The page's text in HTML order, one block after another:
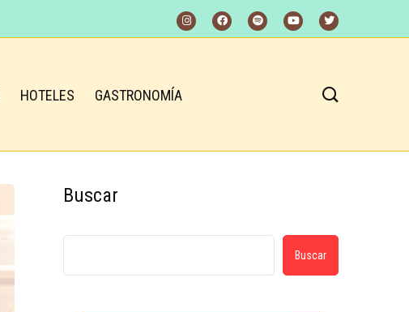
HOTELES GASTRONOMÍA
Buscar
Buscar